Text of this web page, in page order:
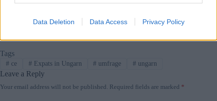
Data Deletion Data Access Privacy Policy
Klicken Sie für weitere Artikel über das Leben vonExpats in
Tags
#ce #Expats in Ungarn # umfrage # ungarn
Leave a Reply
Your email address will not be published. Required fields are marked *